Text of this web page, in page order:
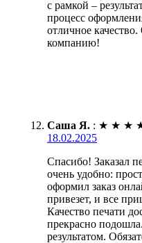
с рамкой –
процесс
отличное
компанию!
Саша Я. : ★ ★ ★
18.02.2025
Спасибо! Заказал
очень удобно:
оформил заказ
привезет, и все
Качество печати
прекрасно
результатом.